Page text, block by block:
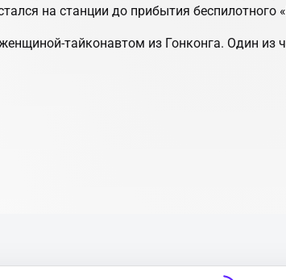
на станции до прибытия беспилотного
тайконавтом из Гонконга. Один из